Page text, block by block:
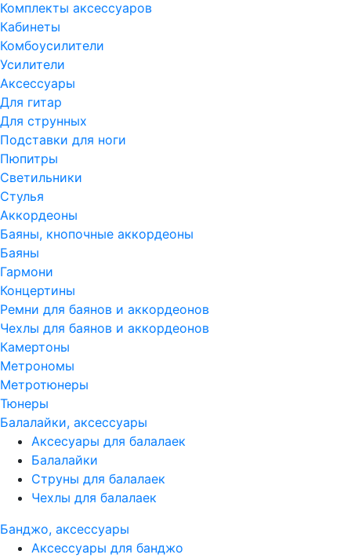
Комплекты аксессуаров
Кабинеты
Комбоусилители
Усилители
Аксессуары
Для гитар
Для струнных
Подставки для ноги
Пюпитры
Светильники
Стулья
Аккордеоны
Баяны, кнопочные аккордеоны
Баяны
Гармони
Концертины
Ремни для баянов и аккордеонов
Чехлы для баянов и аккордеонов
Камертоны
Метрономы
Метротюнеры
Тюнеры
Балалайки, аксессуары
Аксесуары для балалаек
Балалайки
Струны для балалаек
Чехлы для балалаек
Банджо, аксессуары
Аксессуары для банджо